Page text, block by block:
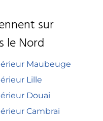
sur
le Nord
Maubeuge
Lille
Douai
Cambrai